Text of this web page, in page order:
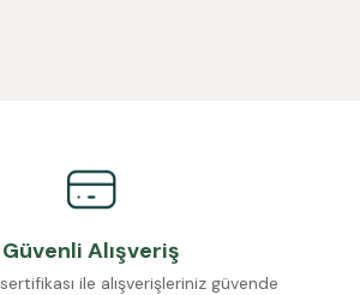
Güvenli Alışveriş
ile alışverişleriniz güvende